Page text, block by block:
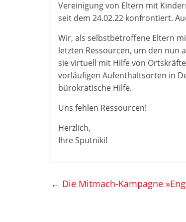
Vereinigung von Eltern mit
seit dem 24.02.22 konfrontiert.
Wir, als selbstbetroffene Eltern
letzten Ressourcen, um den nun
sie virtuell mit Hilfe von
vorläufigen Aufenthaltsorten in
bürokratische Hilfe.
Uns fehlen Ressourcen!
Herzlich,
Ihre Sputniki!
← Die Mitmach-Kampagne